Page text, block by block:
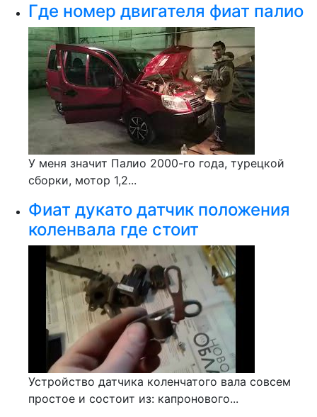
Где номер двигателя фиат палио
У меня значит Палио 2000-го года, турецкой
сборки, мотор 1,2...
Фиат дукато датчик положения
коленвала где стоит
Устройство датчика коленчатого вала совсем
простое и состоит из: капронового...